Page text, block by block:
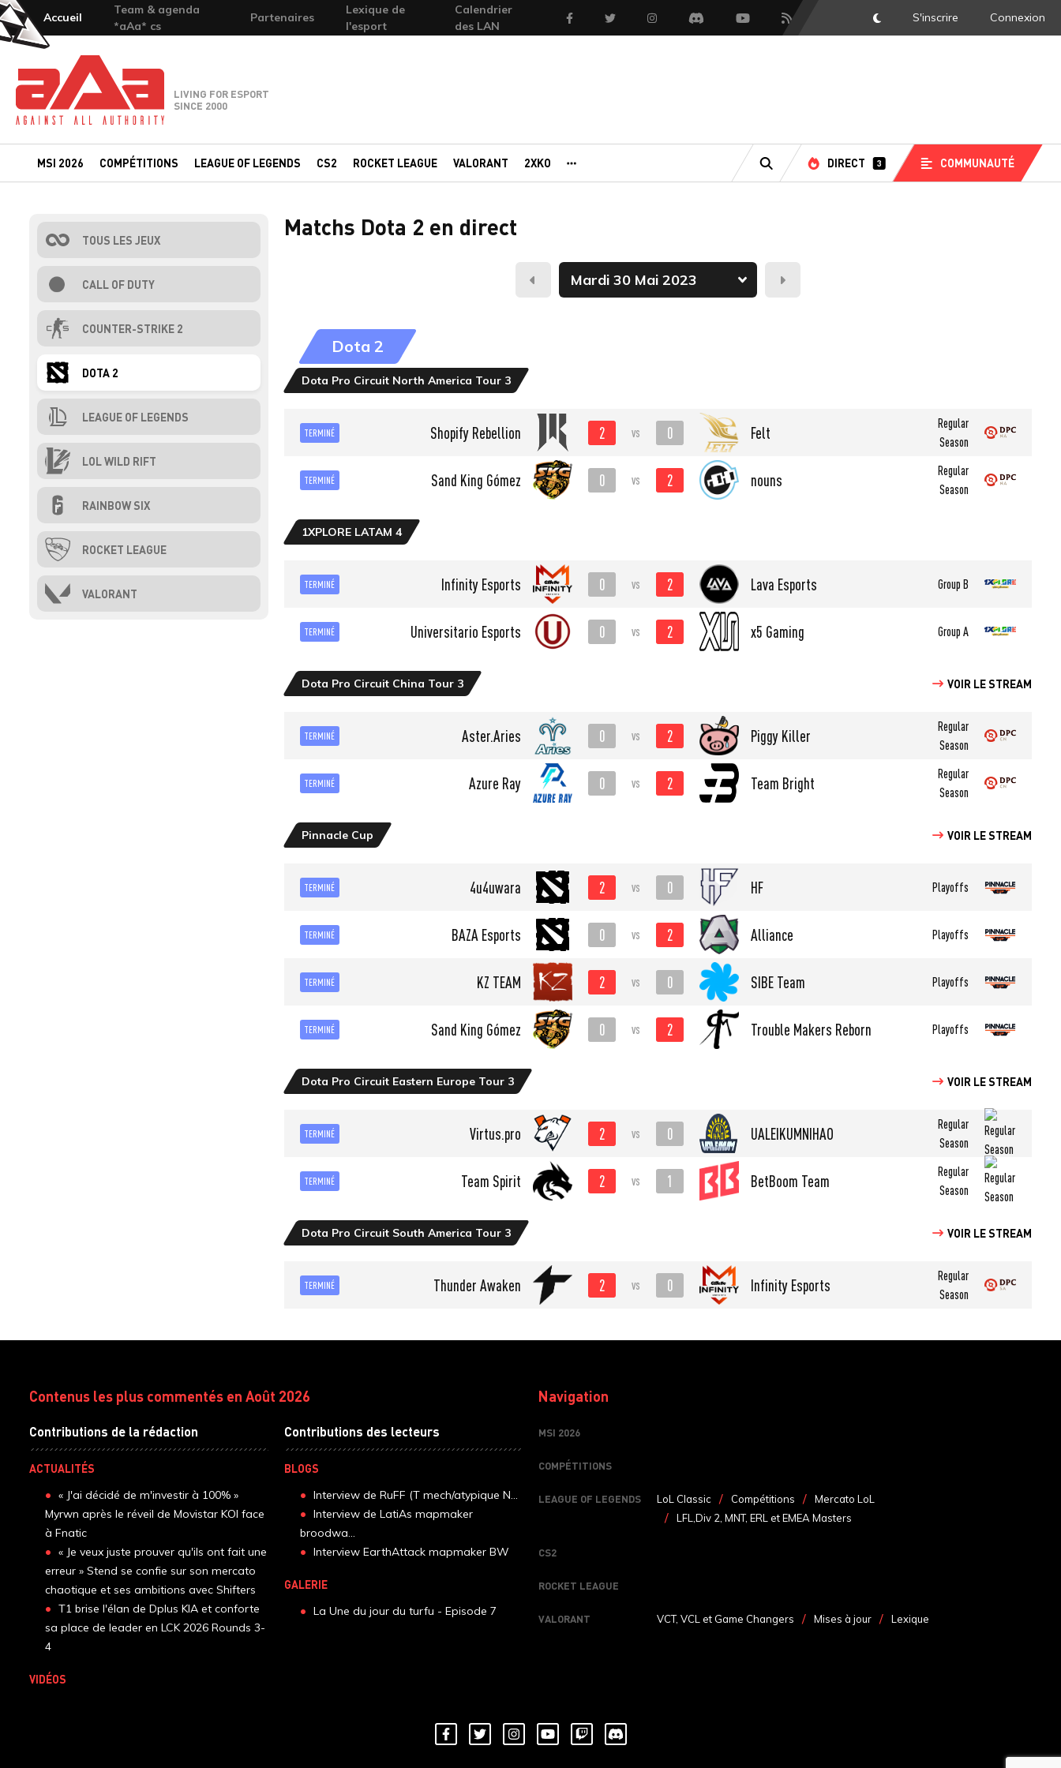
Accueil
Team & agenda
*aAa* cs
Partenaires
Lexique de
l'esport
Calendrier
des LAN
FacebookTwitter InstagramDiscord YoutubeFlux RSS DarkMode
S'inscrire Connexion
Team-aAa - against All authority
LIVING FOR ESPORT
SINCE 2000
MSI 2026 COMPÉTITIONS LEAGUE OF LEGENDS CS2 ROCKET LEAGUE VALORANT 2XKO
RECHERCHE
DIRECT 3 COMMUNAUTÉ
TOUS LES JEUX
CALL OF DUTY
COUNTER-STRIKE 2
DOTA 2
LEAGUE OF LEGENDS
LOL WILD RIFT
RAINBOW SIX
ROCKET LEAGUE
VALORANT
Matchs Dota 2 en direct
Hier Demain
Dota 2
Dota Pro Circuit North America Tour 3
TERMINÉ Shopify Rebellion 2 vs 0 Felt
Regular
Season
TERMINÉ Sand King Gómez 0 vs 2 nouns
Regular
Season
1XPLORE LATAM 4
TERMINÉ Infinity Esports 0 vs 2 Lava Esports Group B
TERMINÉ Universitario Esports 0 vs 2 x5 Gaming Group A
Dota Pro Circuit China Tour 3 VOIR LE STREAM
TERMINÉ Aster.Aries 0 vs 2 Piggy Killer
Regular
Season
TERMINÉ Azure Ray 0 vs 2 Team Bright
Regular
Season
Pinnacle Cup VOIR LE STREAM
TERMINÉ 4u4uwara 2 vs 0 HF Playoffs
TERMINÉ BAZA Esports 0 vs 2 Alliance Playoffs
TERMINÉ KZ TEAM 2 vs 0 SIBE Team Playoffs
TERMINÉ Sand King Gómez 0 vs 2 Trouble Makers Reborn Playoffs
Dota Pro Circuit Eastern Europe Tour 3 VOIR LE STREAM
TERMINÉ Virtus.pro 2 vs 0 UALEIKUMNIHAO
Regular
Season
TERMINÉ Team Spirit 2 vs 1 BetBoom Team
Regular
Season
Dota Pro Circuit South America Tour 3 VOIR LE STREAM
TERMINÉ Thunder Awaken 2 vs 0 Infinity Esports
Regular
Season
Contenus les plus commentés en Août 2026
Contributions de la rédaction
ACTUALITÉS
« J'ai décidé de m'investir à 100% »
Myrwn après le réveil de Movistar KOI face
à Fnatic
« Je veux juste prouver qu'ils ont fait une
erreur » Stend se confie sur son mercato
chaotique et ses ambitions avec Shifters
T1 brise l'élan de Dplus KIA et conforte
sa place de leader en LCK 2026 Rounds 3-
4
VIDÉOS
Contributions des lecteurs
BLOGS
Interview de RuFF (T mech/atypique N...
Interview de LatiAs mapmaker
broodwa...
Interview EarthAttack mapmaker BW
GALERIE
La Une du jour du turfu - Episode 7
Navigation
MSI 2026
COMPÉTITIONS
LEAGUE OF LEGENDS LoL Classic Compétitions
Mercato LoL
LFL,Div 2, MNT, ERL et EMEA Masters
CS2
ROCKET LEAGUE
VALORANT VCT, VCL et Game Changers Mises à jour Lexique